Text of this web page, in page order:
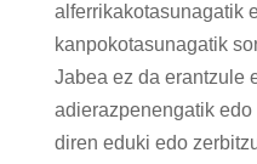
alferrikakotasunagatik
kanpokotasunagatik
Jabea ez da erantzule
adierazpenengatik
diren eduki edo